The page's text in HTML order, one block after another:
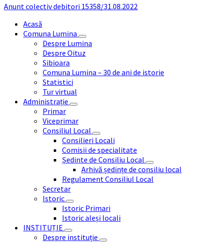
Anunt colectiv debitori 15358/31.08.2022
Acasă
Comuna Lumina
Despre Lumina
Despre Oituz
Sibioara
Comuna Lumina – 30 de ani de istorie
Statistici
Tur virtual
Administrație
Primar
Viceprimar
Consiliul Local
Consilieri Locali
Comisii de specialitate
Ședinte de Consiliu Local
Arhivă ședințe de consiliu local
Regulament Consiliul Local
Secretar
Istoric
Istoric Primari
Istoric aleși locali
INSTITUȚIE
Despre instituție